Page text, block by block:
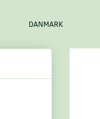
DANMARK